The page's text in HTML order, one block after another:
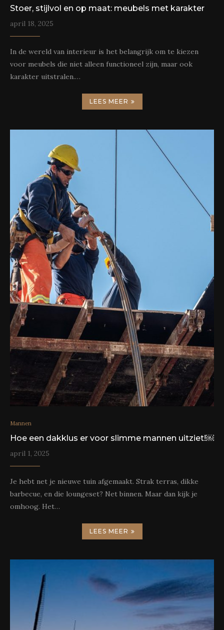
Stoer, stijlvol en op maat: meubels met karakter
april 18, 2025
In de wereld van interieur is het belangrijk om te kiezen
voor meubels die niet alleen functioneel zijn, maar ook
karakter uitstralen.…
LEES MEER
Mannen
Hoe een dakklus er voor slimme mannen uitziet!￼
april 1, 2025
Je hebt net je nieuwe tuin afgemaakt. Strak terras, dikke
barbecue, en die loungeset? Net binnen. Maar dan kijk je
omhoog. Het…
LEES MEER